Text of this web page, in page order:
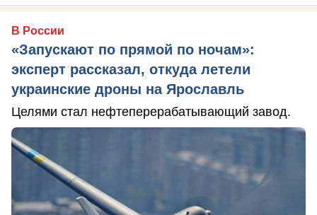
В России
«Запускают по прямой по ночам»:
эксперт рассказал, откуда летели
украинские дроны на Ярославль
Целями стал нефтеперерабатывающий завод.